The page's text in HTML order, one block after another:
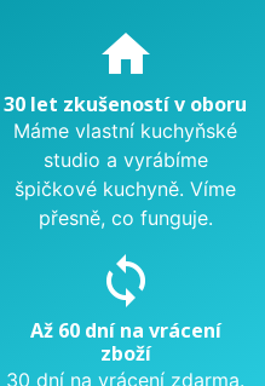
home
30 let zkušeností v oboru
Máme vlastní kuchyňské
studio a vyrábíme
špičkové kuchyně. Víme
přesně, co funguje.
sync
Až 60 dní na vrácení
zboží
30 dní na vrácení zdarma.